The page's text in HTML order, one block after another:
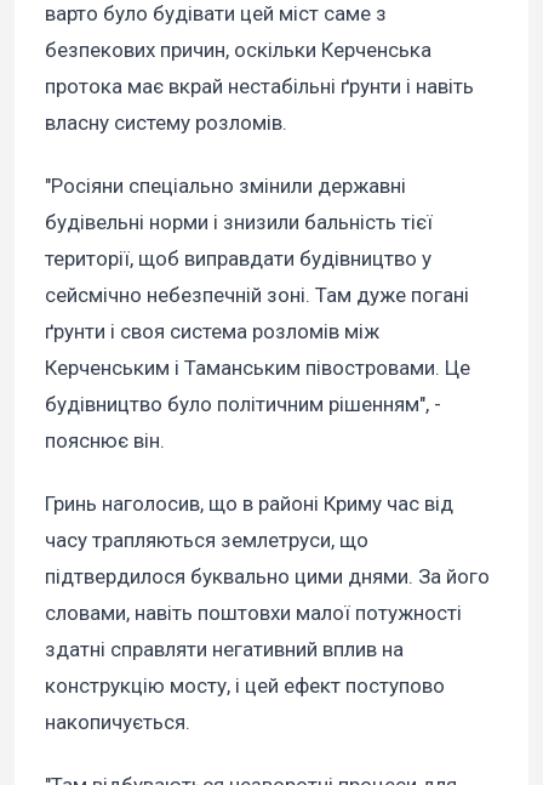
варто було будівати цей міст саме з
безпекових причин, оскільки Керченська
протока має вкрай нестабільні ґрунти і навіть
власну систему розломів.
"Росіяни спеціально змінили державні
будівельні норми і знизили бальність тієї
території, щоб виправдати будівництво у
сейсмічно небезпечній зоні. Там дуже погані
ґрунти і своя система розломів між
Керченським і Таманським півостровами. Це
будівництво було політичним рішенням", -
пояснює він.
Гринь наголосив, що в районі Криму час від
часу трапляються землетруси, що
підтвердилося буквально цими днями. За його
словами, навіть поштовхи малої потужності
здатні справляти негативний вплив на
конструкцію мосту, і цей ефект поступово
накопичується.